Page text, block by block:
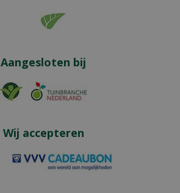
Aangesloten bij
Wij accepteren